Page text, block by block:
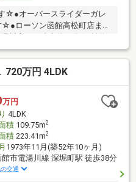
☆●オーバースライダーガレ
ローソン函館高松町店まで
歩約31分(距離約2445ｍ)☆※
により利用制限を受ける場
3年固定特約・金利0.6％・借
す。金利は銀行によって異な
720万円 4LDK
万円
4LDK
積109.75m2
積223.41m2
1973年11月(築52年10ヶ月)
館市電湯川線 深堀町駅 徒歩38分
交通